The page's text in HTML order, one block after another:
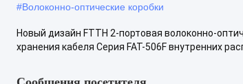
#Волоконно-оптические коробки
Новый дизайн FTTH 2-портовая волоконно-
хранения кабеля Серия FAT-506F внутренних